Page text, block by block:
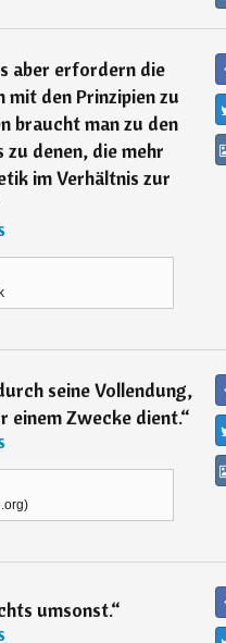
aber erfordern die
mit den Prinzipien zu
braucht man zu den
denen, die mehr
im Verhältnis zur
seine Vollendung,
einem Zwecke dient.“
umsonst.“